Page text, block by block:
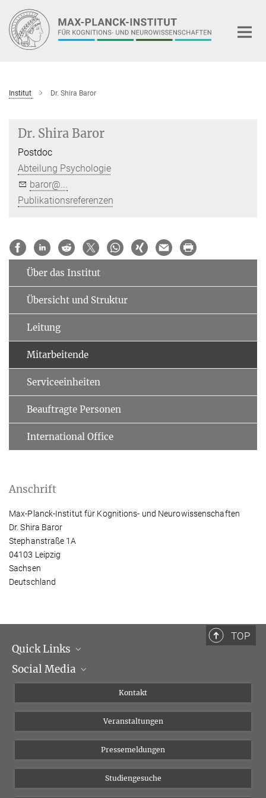
Hauptinhalt
Institut Dr. Shira Baror
Dr. Shira Baror
Postdoc
Abteilung Psychologie
baror@...
Publikationsreferenzen
Über das Institut
Übersicht und Struktur
Leitung
Mitarbeitende
Serviceeinheiten
Beauftragte Personen
International Office
Anschrift
Max-Planck-Institut für Kognitions- und Neurowissenschaften
Dr. Shira Baror
Stephanstraße 1A
04103 Leipzig
Sachsen
Deutschland
TOP
Quick Links
Institutsleitung
Social Media
YouTube
Kontakt
Veranstaltungen
Pressemeldungen
Studiengesuche